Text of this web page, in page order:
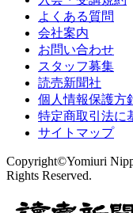
よくある質問
会社案内
お問い合わせ
スタッフ募集
読売新聞社
個人情報保護方
特定商取引法に
サイトマップ
Copyright©Yomiuri
Rights Reserved.